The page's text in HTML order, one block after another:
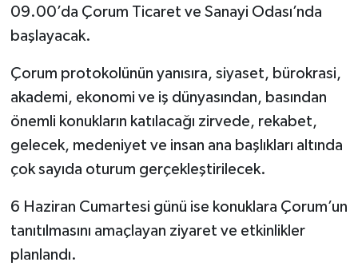
09.00’da Çorum Ticaret ve Sanayi Odası’nda
başlayacak.
Çorum protokolünün yanısıra, siyaset, bürokrasi,
akademi, ekonomi ve iş dünyasından, basından
önemli konukların katılacağı zirvede, rekabet,
gelecek, medeniyet ve insan ana başlıkları altında
çok sayıda oturum gerçekleştirilecek.
6 Haziran Cumartesi günü ise konuklara Çorum’un
tanıtılmasını amaçlayan ziyaret ve etkinlikler
planlandı.
Osmancık
Sungurlu
Uğurludağ
Sağlık